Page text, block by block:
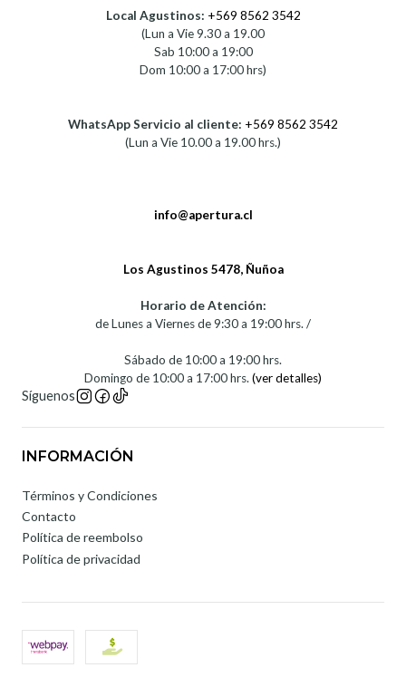
Local Agustinos: +569 8562 3542
(Lun a Vie 9.30 a 19.00
Sab 10:00 a 19:00
Dom 10:00 a 17:00 hrs)
WhatsApp Servicio al cliente: +569 8562 3542
(Lun a Vie 10.00 a 19.00 hrs.)
info@apertura.cl
Los Agustinos 5478, Ñuñoa
Horario de Atención:
de Lunes a Viernes de 9:30 a 19:00 hrs. /
Sábado de 10:00 a 19:00 hrs.
Domingo de 10:00 a 17:00 hrs.(ver detalles)
Síguenos
INFORMACIÓN
Términos y Condiciones
Contacto
Política de reembolso
Política de privacidad